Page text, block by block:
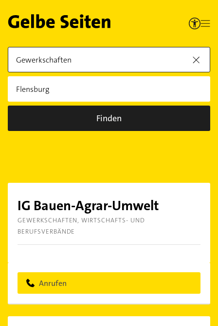
Finden
IG Bauen-Agrar-Umwelt
GEWERKSCHAFTEN
WIRTSCHAFTS- UND
BERUFSVERBÄNDE
Anrufen